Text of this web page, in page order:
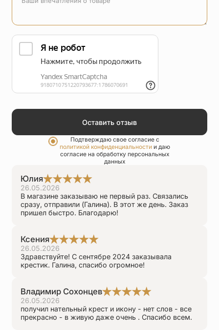
Упаковка
Чётки
Шнурки на
Другое
Оставить отзыв
Подтверждаю свое согласие с
политикой конфиденциальностии даю
согласие на обработку персональных
данных
Юлия
26.05.2026
В магазине заказываю не первый раз. Связались
сразу, отправили (Галина). В этот же день. Заказ
пришел быстро. Благодарю!
Ксения
26.05.2026
Здравствуйте! С сентябре 2024 заказывала
крестик. Галина, спасибо огромное!
Владимир Сохонцев
26.05.2026
получил нательный крест и икону - нет слов - все
прекрасно - в живую даже очень . Спасибо всем.